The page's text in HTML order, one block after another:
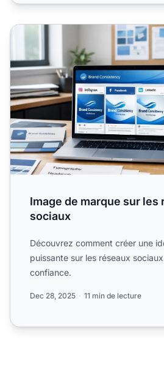
Image de marque sur les réseaux
Image de marque sur les
sociaux
Découvrez comment créer une
puissante sur les réseaux
confiance.
Dec 28, 2025 11 min de lecture